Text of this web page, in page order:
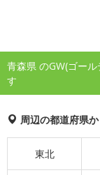
青森県 のGW(ゴー
す
周辺の都道府県
東北